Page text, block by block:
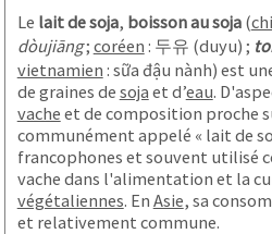
Le lait de soja, boisson au soja(
dòujiāng; coréen : 두유 (duyu) ;
vietnamien : sữa đậu nành) est
de graines de soja et d’eau.
vache et de composition proche
communément appelé « lait de
francophones et souvent utilisé
vache dans l'alimentation et la
végétaliennes. En Asie, sa
et relativement commune.